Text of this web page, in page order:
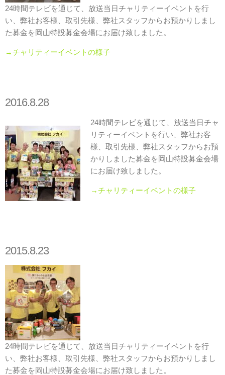
24時間テレビを通じて、放送当日チャリティーイベントを行
い、弊社お客様、取引先様、弊社スタッフからお預かりしまし
た募金を岡山特設募金会場にお届け致しました。
→チャリティーイベントの様子
2016.8.28
24時間テレビを通じて、放送当日チャ
リティーイベントを行い、弊社お客
様、取引先様、弊社スタッフからお預
かりしました募金を岡山特設募金会場
にお届け致しました。
→チャリティーイベントの様子
2015.8.23
24時間テレビを通じて、放送当日チャリティーイベントを行
い、弊社お客様、取引先様、弊社スタッフからお預かりしまし
た募金を岡山特設募金会場にお届け致しました。